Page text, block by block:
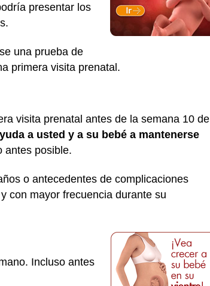
presentar los
una prueba de
primera visita prenatal.
visita prenatal antes de la semana 10 de
a usted y a su bebé a mantenerse
antes posible.
o antecedentes de complicaciones
con mayor frecuencia durante su
Incluso antes